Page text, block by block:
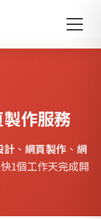
作服務
計 、 網頁製作 、 網
1個工作天完成開